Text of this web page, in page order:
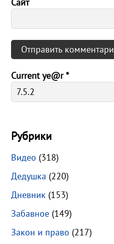
Сайт
Current ye@r*
Рубрики
Видео (318)
Дедушка (220)
Дневник (153)
Забавное (149)
Закон и право (217)